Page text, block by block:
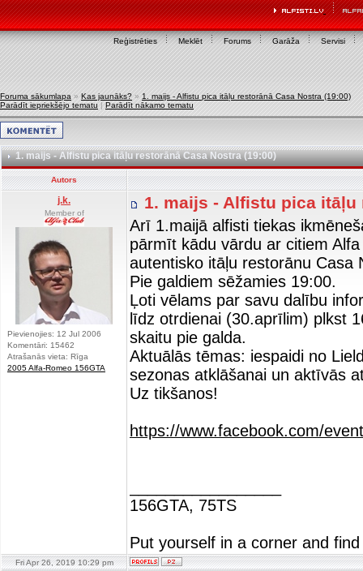
Reģistrēties Meklēt Forums Garāža Servisi
Foruma sākumlapa » Kas jaunāks? » 1. maijs - Alfistu pica itāļu restorānā Casa Nostra (19:00)
Parādīt iepriekšējo tematu | Parādīt nākamo tematu
1. maijs - Alfistu pica itāļu restorānā Casa Nostra (19:00)
Autors
j.k.
Member of
Pievienojies: 12 Jul 2006
Komentāri: 15462
Atrašanās vieta: Rīga
2005 Alfa-Romeo 156GTA
1. maijs - Alfistu pica itāļu
Arī 1.maijā alfisti tiekas
pārmīt kādu vārdu ar citiem
autentisko itāļu restorānu Casa
Pie galdiem sēžamies 19:00.
Ļoti vēlams par savu dalību
līdz otrdienai (30.aprīlim) plkst
skaitu pie galda.
Aktuālās tēmas: iespaidi no
sezonas atklāšanai un aktīvās
Uz tikšanos!
https://www.facebook.com/
156GTA, 75TS
Put yourself in a corner and
Fri Apr 26, 2019 10:29 pm